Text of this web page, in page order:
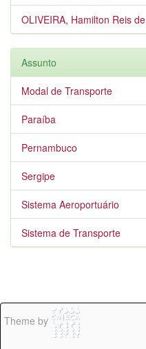
OLIVEIRA, Hamilton Reis de
Assunto
Modal de Transporte
Paraíba
Pernambuco
Sergipe
Sistema Aeroportuário
Sistema de Transporte
Theme by